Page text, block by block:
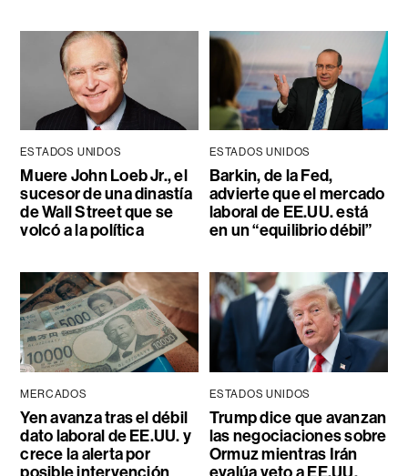
ESTADOS UNIDOS
Muere John Loeb Jr., el
sucesor de una dinastía
de Wall Street que se
volcó a la política
ESTADOS UNIDOS
Barkin, de la Fed,
advierte que el mercado
laboral de EE.UU. está
en un “equilibrio débil”
MERCADOS
Yen avanza tras el débil
dato laboral de EE.UU. y
crece la alerta por
ESTADOS UNIDOS
Trump dice que avanzan
las negociaciones sobre
Ormuz mientras Irán